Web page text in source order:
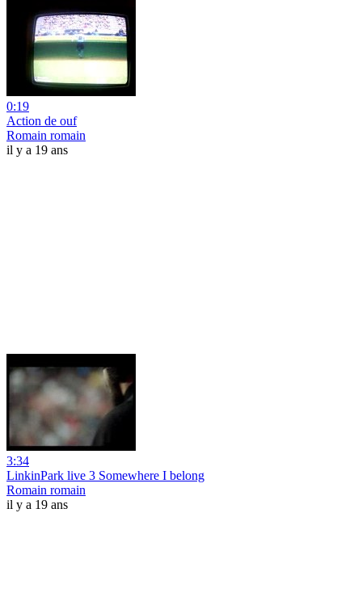
0:19
Action de ouf
Romain romain
il y a 19 ans
3:34
LinkinPark live 3 Somewhere I belong
Romain romain
il y a 19 ans